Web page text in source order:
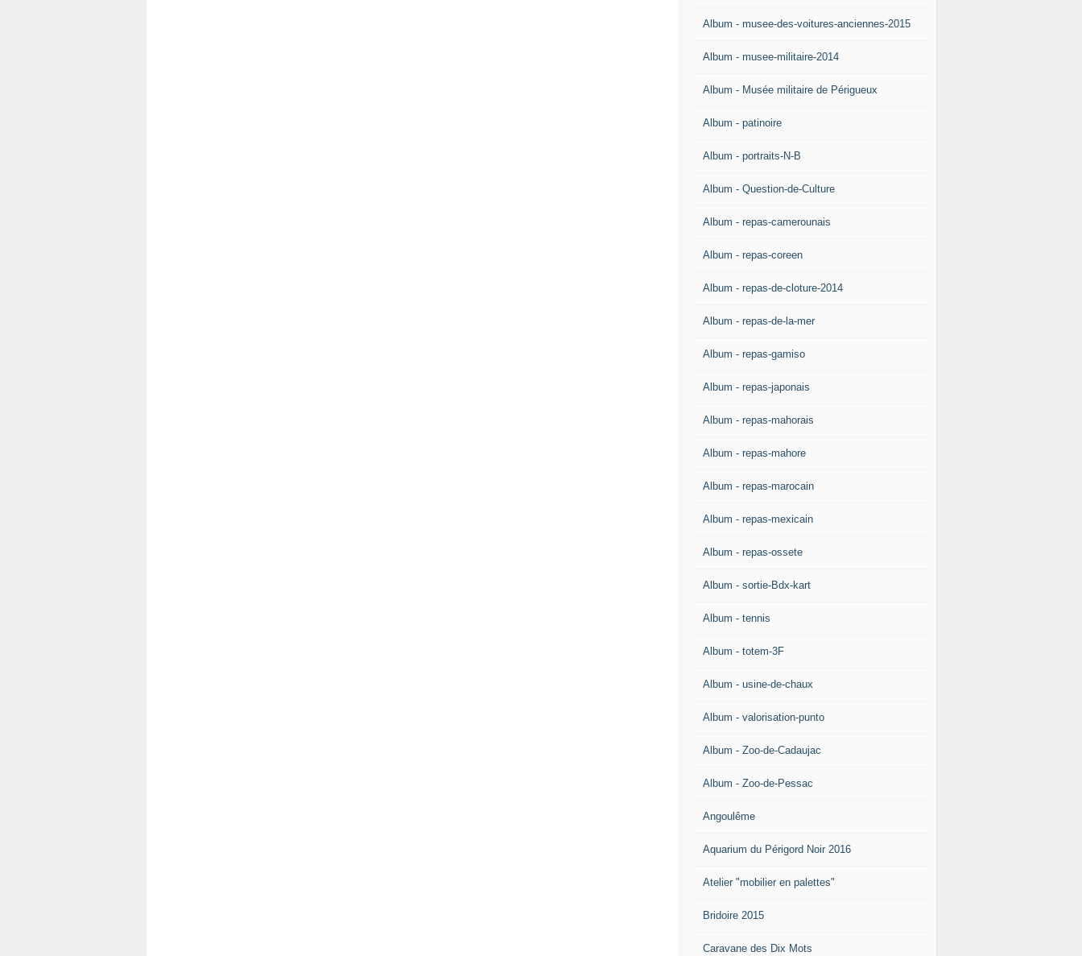
Album - musee-des-voitures-anciennes-2015
Album - musee-militaire-2014
Album - Musée militaire de Périgueux
Album - patinoire
Album - portraits-N-B
Album - Question-de-Culture
Album - repas-camerounais
Album - repas-coreen
Album - repas-de-cloture-2014
Album - repas-de-la-mer
Album - repas-gamiso
Album - repas-japonais
Album - repas-mahorais
Album - repas-mahore
Album - repas-marocain
Album - repas-mexicain
Album - repas-ossete
Album - sortie-Bdx-kart
Album - tennis
Album - totem-3F
Album - usine-de-chaux
Album - valorisation-punto
Album - Zoo-de-Cadaujac
Album - Zoo-de-Pessac
Angoulême
Aquarium du Périgord Noir 2016
Atelier "mobilier en palettes"
Bridoire 2015
Caravane des Dix Mots